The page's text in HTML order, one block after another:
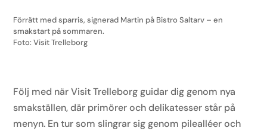
Förrätt med sparris, signerad Martin på Bistro Saltarv – en
smakstart på sommaren.
Foto: Visit Trelleborg
Följ med när Visit Trelleborg guidar dig genom nya
smakställen,där primöreroch delikatesser står på
menyn. En tur som slingrar sig genom pilealléeroch